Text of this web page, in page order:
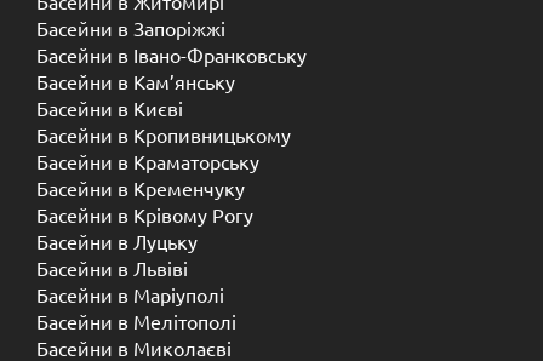
Басейни в Запоріжжі
Басейни в Івано-Франковську
Басейни в Кам’янську
Басейни в Києві
Басейни в Кропивницькому
Басейни в Краматорську
Басейни в Кременчуку
Басейни в Крівому Рогу
Басейни в Луцьку
Басейни в Львіві
Басейни в Маріуполі
Басейни в Мелітополі
Басейни в Миколаєві